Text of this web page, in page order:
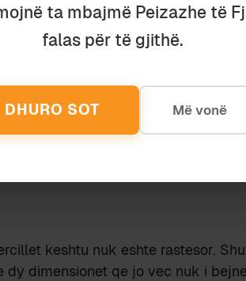
Autor i ftuar
SALLËS SË
keshtu nuk eshte rastesor.
dy dimensionet qe jo vec nuk i
ta mbajmë Peizazhe të
falas për të gjithë.
DHURO SOT Më vonë